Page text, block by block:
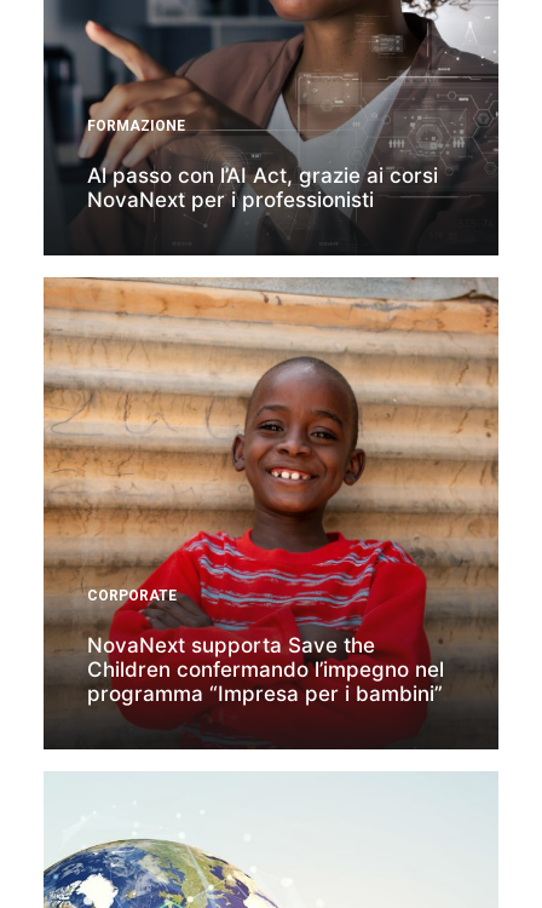
FORMAZIONE
Al passo con l’AI Act, grazie ai corsi
NovaNext per i professionisti
CORPORATE
NovaNext supporta Save the
Children confermando l’impegno nel
programma “Impresa per i bambini”